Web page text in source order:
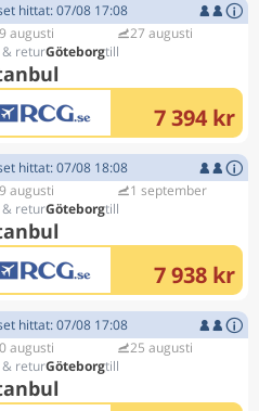
hittat: 07/08 17:08
augusti
Göteborg
27 augusti
7 394 kr
hittat: 07/08 18:08
augusti
Göteborg
1 september
7 938 kr
hittat: 07/08 17:08
augusti
Göteborg
25 augusti